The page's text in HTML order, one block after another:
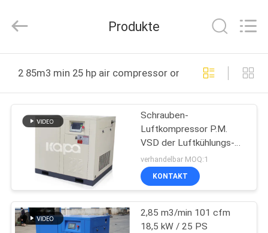
PRODUKTE
ÜBER
UNS
Technology
Co.,Ltd.
Reserved.
Produkte
2 85m3 min 25 hp air compressor online manufacture
Schrauben-
Luftkompressor P.M.
VSD der Luftkühlungs-
18.5kw 25Hp
2.85m3/Min VSD
verhandelbar MOQ:1
KONTAKT
2,85 m3/min 101 cfm
18,5 kW / 25 PS